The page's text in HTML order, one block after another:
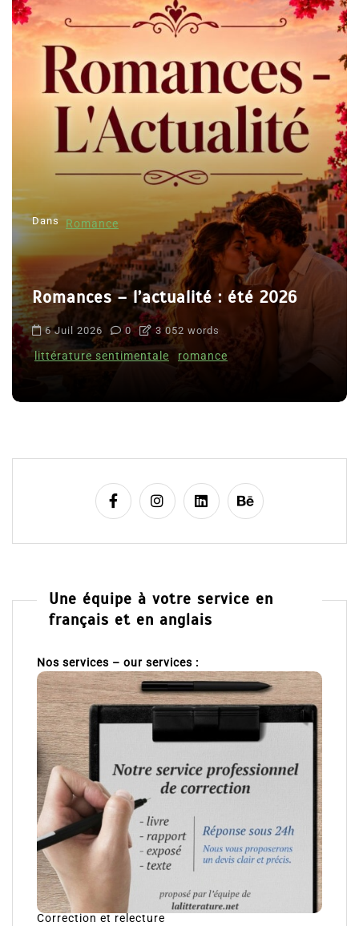
Dans Romance
Romances – l’actualité : été 2026
6 Juil 2026 0 3 052 words
littérature sentimentale romance
Une équipe à votre service en
français et en anglais
Nos services – our services :
Correction et relecture